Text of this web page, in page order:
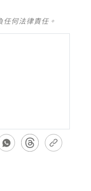
何法律責任。